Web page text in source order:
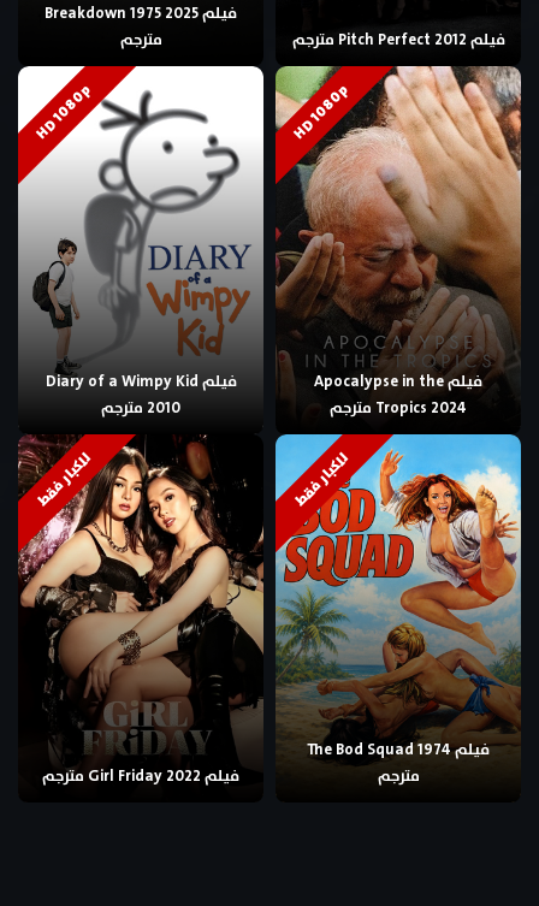
فيلم Pitch Perfect 2012 مترجم
فيلم Breakdown 1975 2025
مترجم
HD 1080p
فيلم Apocalypse in the
Tropics 2024 مترجم
HD 1080p
فيلم Diary of a Wimpy Kid
2010 مترجم
للكبار فقط
فيلم The Bod Squad 1974
مترجم
للكبار فقط
فيلم Girl Friday 2022 مترجم